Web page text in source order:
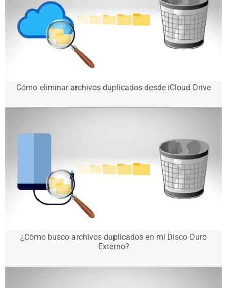
Cómo eliminar archivos duplicados desde iCloud Drive
¿Cómo busco archivos duplicados en mi Disco Duro
Externo?